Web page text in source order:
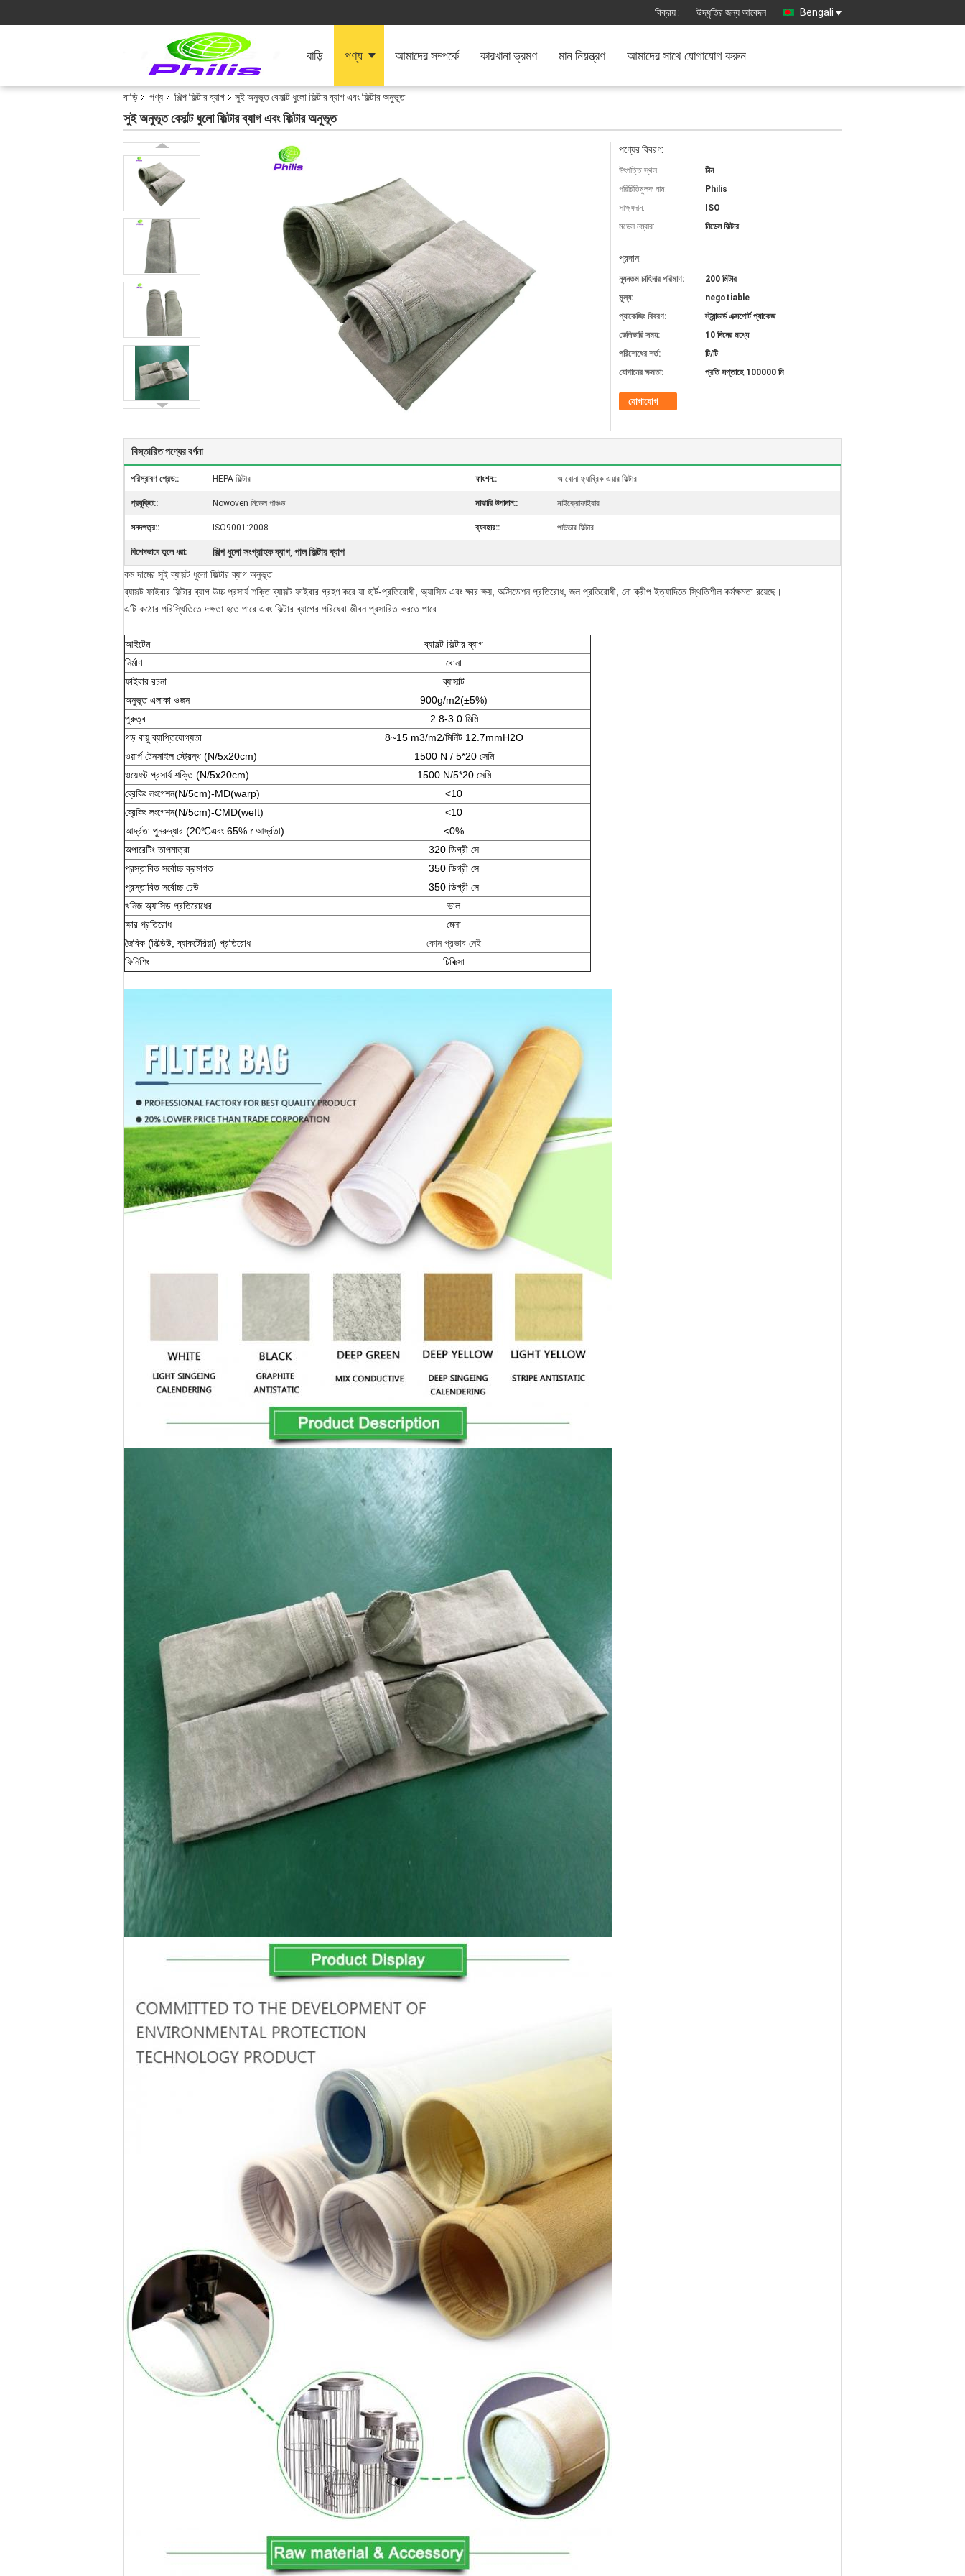
বিক্রয় : উদ্ধৃতির জন্য আবেদন Bengali
বাড়ি পণ্য আমাদের সম্পর্কে কারখানা ভ্রমণ মান নিয়ন্ত্রণ আমাদের সাথে যোগাযোগ করুন
বাড়ি পণ্য শিল্প ফিল্টার ব্যাগ সুই অনুভূত বেসাল্ট ধুলো ফিল্টার ব্যাগ এবং ফিল্টার অনুভূত
সুই অনুভূত বেসাল্ট ধুলো ফিল্টার ব্যাগ এবং ফিল্টার অনুভূত
পণ্যের বিবরণ:
উৎপত্তি স্থল:
চীন
পরিচিতিমুলক নাম:
Philis
সাক্ষ্যদান:
ISO
মডেল নম্বার:
নিডেল ফিল্টার
প্রদান:
ন্যূনতম চাহিদার পরিমাণ:
200 মিটার
মূল্য:
negotiable
প্যাকেজিং বিবরণ:
স্ট্যান্ডার্ড এক্সপোর্ট প্যাকেজ
ডেলিভারি সময়:
10 দিনের মধ্যে
পরিশোধের শর্ত:
টি/টি
যোগানের ক্ষমতা:
প্রতি সপ্তাহে 100000 মি
যোগাযোগ
বিস্তারিত পণ্যের বর্ণনা
পরিস্রাবণ গ্রেড:: HEPA ফিল্টার ফাংশন:: অ বোনা ফ্যাব্রিক এয়ার ফিল্টার
প্রযুক্তি:: Nowoven নিডেল পাঞ্চড মাঝারি উপাদান:: মাইক্রোফাইবার
সনদপত্র:: ISO9001:2008 ব্যবহার:: পাউডার ফিল্টার
বিশেষভাবে তুলে ধরা: শিল্প ধুলো সংগ্রাহক ব্যাগ, পাল ফিল্টার ব্যাগ
কম দামের সুই ব্যাসল্ট ধুলো ফিল্টার ব্যাগ অনুভূত
ব্যাসল্ট ফাইবার ফিল্টার ব্যাগ উচ্চ প্রসার্য শক্তি ব্যাসল্ট ফাইবার গ্রহণ করে যা হার্ট-প্রতিরোধী, অ্যাসিড এবং ক্ষার ক্ষয়, অক্সিডেশন প্রতিরোধ, জল প্রতিরোধী, নো ক্রীপ ইত্যাদিতে স্থিতিশীল কর্মক্ষমতা রয়েছে।
এটি কঠোর পরিস্থিতিতে দক্ষতা হতে পারে এবং ফিল্টার ব্যাগের পরিষেবা জীবন প্রসারিত করতে পারে
আইটেম
ব্যাসল্ট ফিল্টার ব্যাগ
নির্মাণ
বোনা
ফাইবার রচনা
ব্যাসাল্ট
অনুভূত এলাকা ওজন
900g/m2(±5%)
পুরুত্ব
2. 8-3.0 মিমি
গড় বায়ু ব্যাপ্তিযোগ্যতা
8~15 m3/m2/মিনিট 12.7mmH2O
ওয়ার্প টেনসাইল স্ট্রেন্থ (N/5x20cm)
1500 N / 5*20 সেমি
ওয়েফট প্রসার্য শক্তি (N/5x20cm)
1500 N/5*20 সেমি
ব্রেকিং লংগেশন(N/5cm)-MD(warp)
<10
ব্রেকিং লংগেশন(N/5cm)-CMD(weft)
<10
আর্দ্রতা পুনরুদ্ধার (20℃এবং 65% r.আর্দ্রতা)
<0%
অপারেটিং তাপমাত্রা
320 ডিগ্রী সে
প্রস্তাবিত সর্বোচ্চ ক্রমাগত
350 ডিগ্রী সে
প্রস্তাবিত সর্বোচ্চ ঢেউ
350 ডিগ্রী সে
খনিজ অ্যাসিড প্রতিরোধের
ভাল
ক্ষার প্রতিরোধ
মেলা
জৈবিক (মিল্ডিউ, ব্যাকটেরিয়া) প্রতিরোধ
কোন প্রভাব নেই
ফিনিশিং
চিকিত্সা